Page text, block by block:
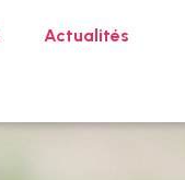
Actualités